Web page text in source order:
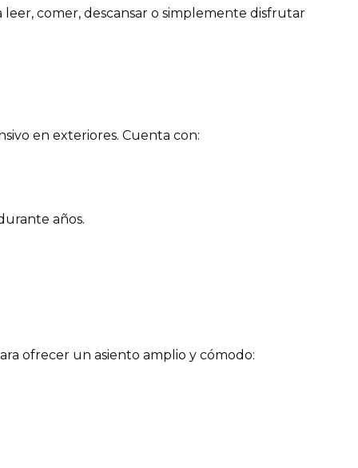
comer, descansar o simplemente disfrutar
en exteriores. Cuenta con:
años.
ofrecer un asiento amplio y cómodo: